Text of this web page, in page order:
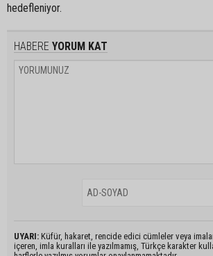
hedefleniyor.
HABERE YORUM KAT
UYARI: Küfür, hakaret, rencide edici cümleler veya
içeren, imla kuralları ile yazılmamış, Türkçe karakter